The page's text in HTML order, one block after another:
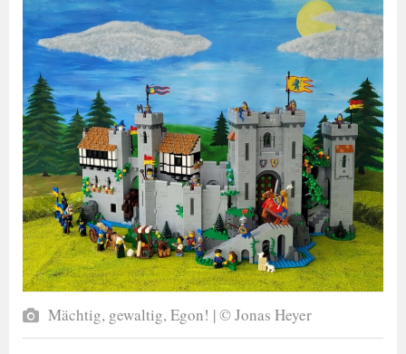
Mächtig, gewaltig, Egon! | © Jonas Heyer